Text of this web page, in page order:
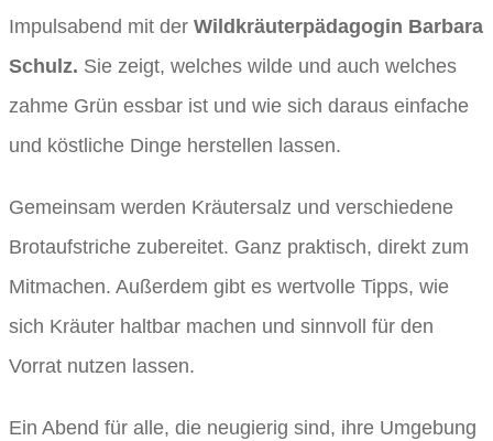
Impulsabend mit der Wildkräuterpädagogin Barbara
Schulz. Sie zeigt, welches wilde und auch welches
zahme Grün essbar ist und wie sich daraus einfache
und köstliche Dinge herstellen lassen.
Gemeinsam werden Kräutersalz und verschiedene
Brotaufstriche zubereitet. Ganz praktisch, direkt zum
Mitmachen. Außerdem gibt es wertvolle Tipps, wie
sich Kräuter haltbar machen und sinnvoll für den
Vorrat nutzen lassen.
Ein Abend für alle, die neugierig sind, ihre Umgebung